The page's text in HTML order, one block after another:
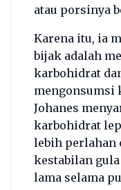
atau porsinya
Karena itu, ia
bijak adalah
karbohidrat
mengonsumsi
Johanes
karbohidrat
lebih perlahan
kestabilan
lama selama